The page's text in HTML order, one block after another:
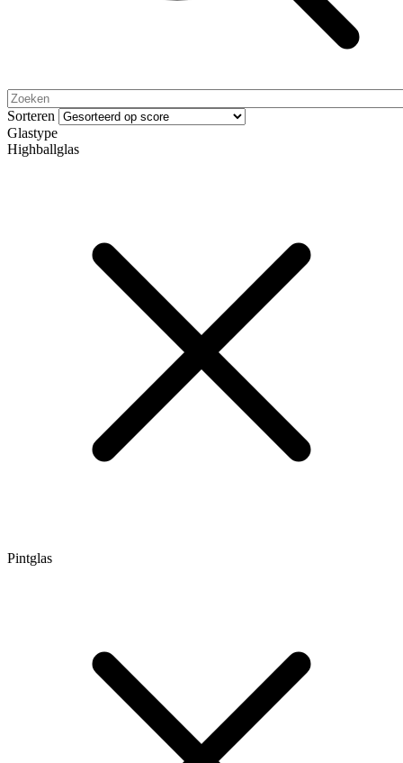
Sorteren
Glastype
Highballglas
Pintglas